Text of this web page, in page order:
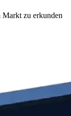
zu erkunden